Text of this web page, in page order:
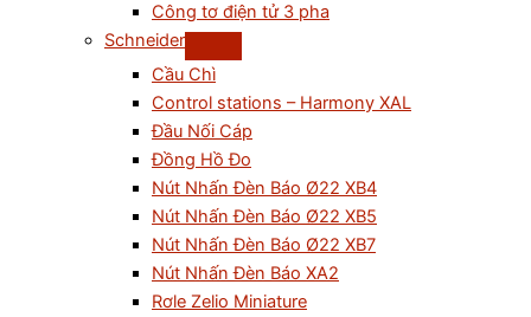
Công tơ điện tử 3 pha
Schneider
Cầu Chì
Control stations – Harmony XAL
Đầu Nối Cáp
Đồng Hồ Đo
Nút Nhấn Đèn Báo Ø22 XB4
Nút Nhấn Đèn Báo Ø22 XB5
Nút Nhấn Đèn Báo Ø22 XB7
Nút Nhấn Đèn Báo XA2
Rơle Zelio Miniature